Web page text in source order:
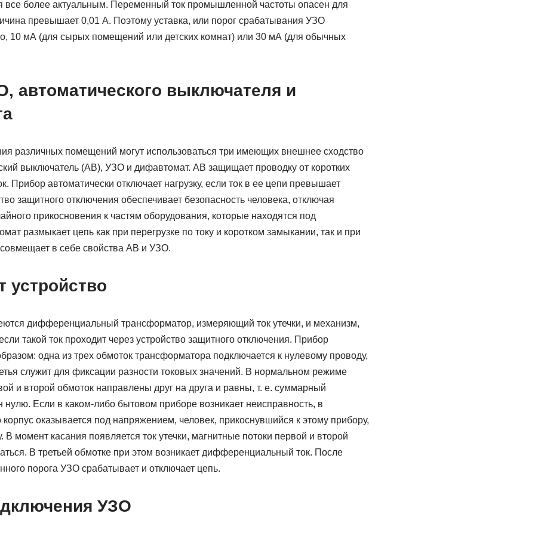
все более актуальным. Переменный ток промышленной частоты опасен для
превышает 0,01 А. Поэтому уставка, или порог срабатывания УЗО
10 мА (для сырых помещений или детских комнат) или 30 мА (для обычных
автоматического выключателя и
различных помещений могут использоваться три имеющих внешнее сходство
выключатель (АВ), УЗО и дифавтомат. АВ защищает проводку от коротких
Прибор автоматически отключает нагрузку, если ток в ее цепи превышает
защитного отключения обеспечивает безопасность человека, отключая
прикосновения к частям оборудования, которые находятся под
размыкает цепь как при перегрузке по току и коротком замыкании, так и при
совмещает в себе свойства АВ и УЗО.
устройство
дифференциальный трансформатор, измеряющий ток утечки, и механизм,
такой ток проходит через устройство защитного отключения. Прибор
одна из трех обмоток трансформатора подключается к нулевому проводу,
служит для фиксации разности токовых значений. В нормальном режиме
и второй обмоток направлены друг на друга и равны, т. е. суммарный
нулю. Если в каком-либо бытовом приборе возникает неисправность, в
корпус оказывается под напряжением, человек, прикоснувшийся к этому прибору,
В момент касания появляется ток утечки, магнитные потоки первой и второй
В третьей обмотке при этом возникает дифференциальный ток. После
порога УЗО срабатывает и отключает цепь.
УЗО